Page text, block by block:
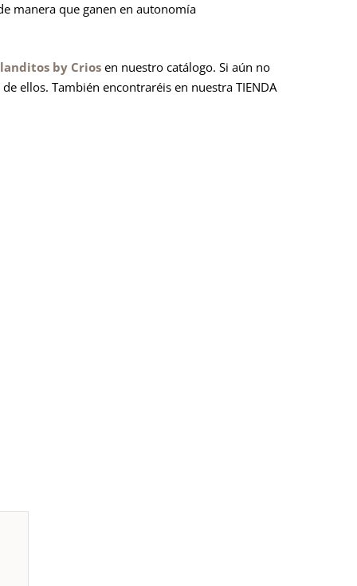
manera que ganen en autonomía
by Criosen nuestro catálogo. Si aún no
ellos. También encontraréis en nuestra TIENDA